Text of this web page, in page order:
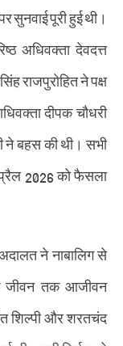
सुनवाई पूरी हुई थी।
अधिवक्ता देवदत्त
राजपुरोहित ने पक्ष
दीपक चौधरी
ने बहस की थी। सभी
2026 को फैसला
ने नाबालिग से
जीवन तक आजीवन
शिल्पी और शरतचंद